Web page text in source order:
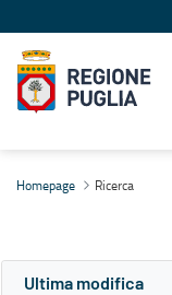
Homepage Ricerca
Ultima modifica